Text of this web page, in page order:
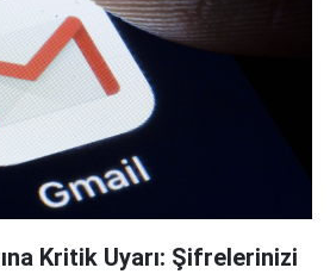
Kritik Uyarı: Şifrelerinizi